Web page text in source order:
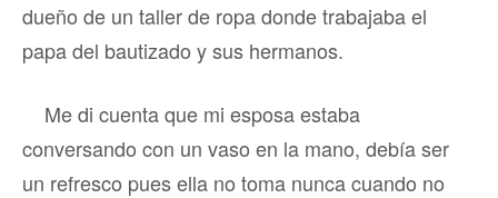
dueño de un taller de ropa donde trabajaba el
papa del bautizado y sus hermanos.
Me di cuenta que mi esposa estaba
conversando con un vaso en la mano, debía ser
un refresco pues ella no toma nunca cuando no